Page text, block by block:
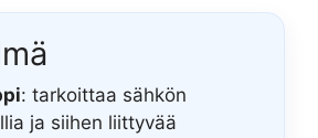
: tarkoittaa sähkön
ja siihen liittyvää